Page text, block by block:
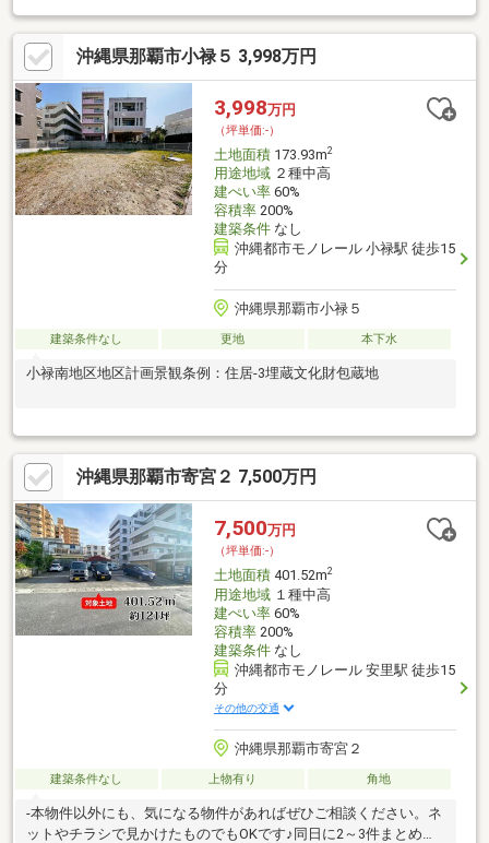
境物に関する確認書を締結しています。■※若干ですが、本地南西
側一部に架空線が通っています。■要相談ですが、基本的に現況
でのお引渡しとさせて頂きます。
沖縄県那覇市小禄５ 3,998万円
3,998万円
（坪単価:-）
土地面積173.93m2
用途地域２種中高
建ぺい率60%
容積率200%
建築条件なし
沖縄都市モノレール 小禄駅 徒歩15
分
沖縄県那覇市小禄５
建築条件なし 更地 本下水
小禄南地区地区計画景観条例：住居-3埋蔵文化財包蔵地
沖縄県那覇市寄宮２ 7,500万円
7,500万円
（坪単価:-）
土地面積401.52m2
用途地域１種中高
建ぺい率60%
容積率200%
建築条件なし
沖縄都市モノレール 安里駅 徒歩15
分
その他の交通
沖縄県那覇市寄宮２
建築条件なし 上物有り 角地
-本物件以外にも、気になる物件があればぜひご相談ください。ネ
ットやチラシで見かけたものでもOKです♪同日に2～3件まとめて